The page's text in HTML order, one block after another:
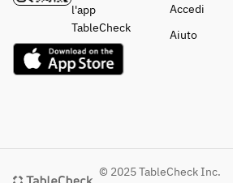
l'app
TableCheck
Accedi
Aiuto
© 2025 TableCheck Inc.